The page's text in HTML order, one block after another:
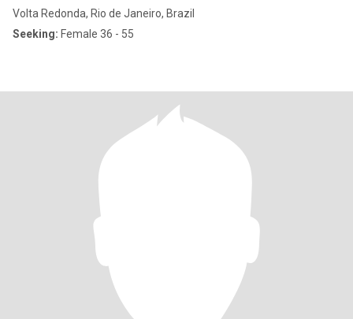
Volta Redonda, Rio de Janeiro, Brazil
Seeking: Female 36 - 55